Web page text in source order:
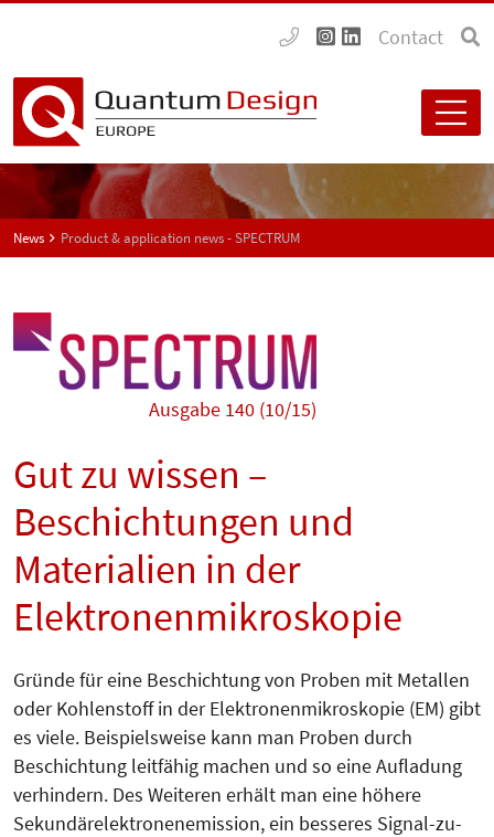
Contact
News Product & application news - SPECTRUM
Ausgabe 140 (10/15)
Gut zu wissen –
Beschichtungen und
Materialien in der
Elektronenmikroskopie
Gründe für eine Beschichtung von Proben mit Metallen
oder Kohlenstoff in der Elektronenmikroskopie (EM) gibt
es viele. Beispielsweise kann man Proben durch
Beschichtung leitfähig machen und so eine Aufladung
verhindern. Des Weiteren erhält man eine höhe­re
Sekundärelektronenemission, ein besseres Signal-zu-